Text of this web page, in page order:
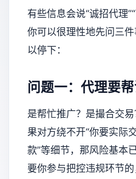
有些信息会说“诚招代理
你可以很理性地先问三
以停下：
问题一：代理要帮
是帮忙推广？是撮合交
果对方绕不开“你要实际
款”等细节，那风险基本
要你参与把控违规环节